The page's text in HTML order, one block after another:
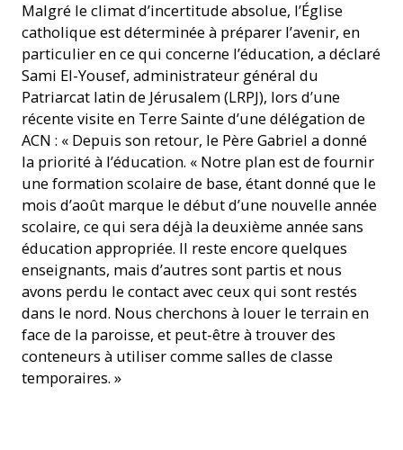
Malgré le climat d’incertitude absolue, l’Église
catholique est déterminée à préparer l’avenir, en
particulier en ce qui concerne l’éducation, a déclaré
Sami El-Yousef, administrateur général du
Patriarcat latin de Jérusalem (LRPJ), lors d’une
récente visite en Terre Sainte d’une délégation de
ACN : « Depuis son retour, le Père Gabriel a donné
la priorité à l’éducation. « Notre plan est de fournir
une formation scolaire de base, étant donné que le
mois d’août marque le début d’une nouvelle année
scolaire, ce qui sera déjà la deuxième année sans
éducation appropriée. Il reste encore quelques
enseignants, mais d’autres sont partis et nous
avons perdu le contact avec ceux qui sont restés
dans le nord. Nous cherchons à louer le terrain en
face de la paroisse, et peut-être à trouver des
conteneurs à utiliser comme salles de classe
temporaires. »